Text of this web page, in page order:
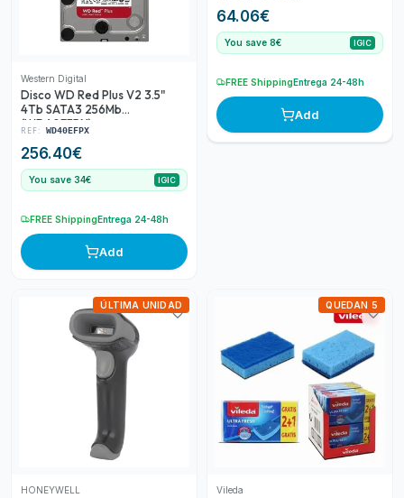
Western Digital
Disco WD Red Plus V2 3.5"
4Tb SATA3 256Mb
(WD40EFPX)
REF: WD40EFPX
256.40€
You save 34€ IGIC
FREE ShippingEntrega 24-48h
Add
64.06€
You save 8€ IGIC
FREE ShippingEntrega 24-48h
Add
HONEYWELL
ÚLTIMA UNIDAD
Vileda
QUEDAN 5